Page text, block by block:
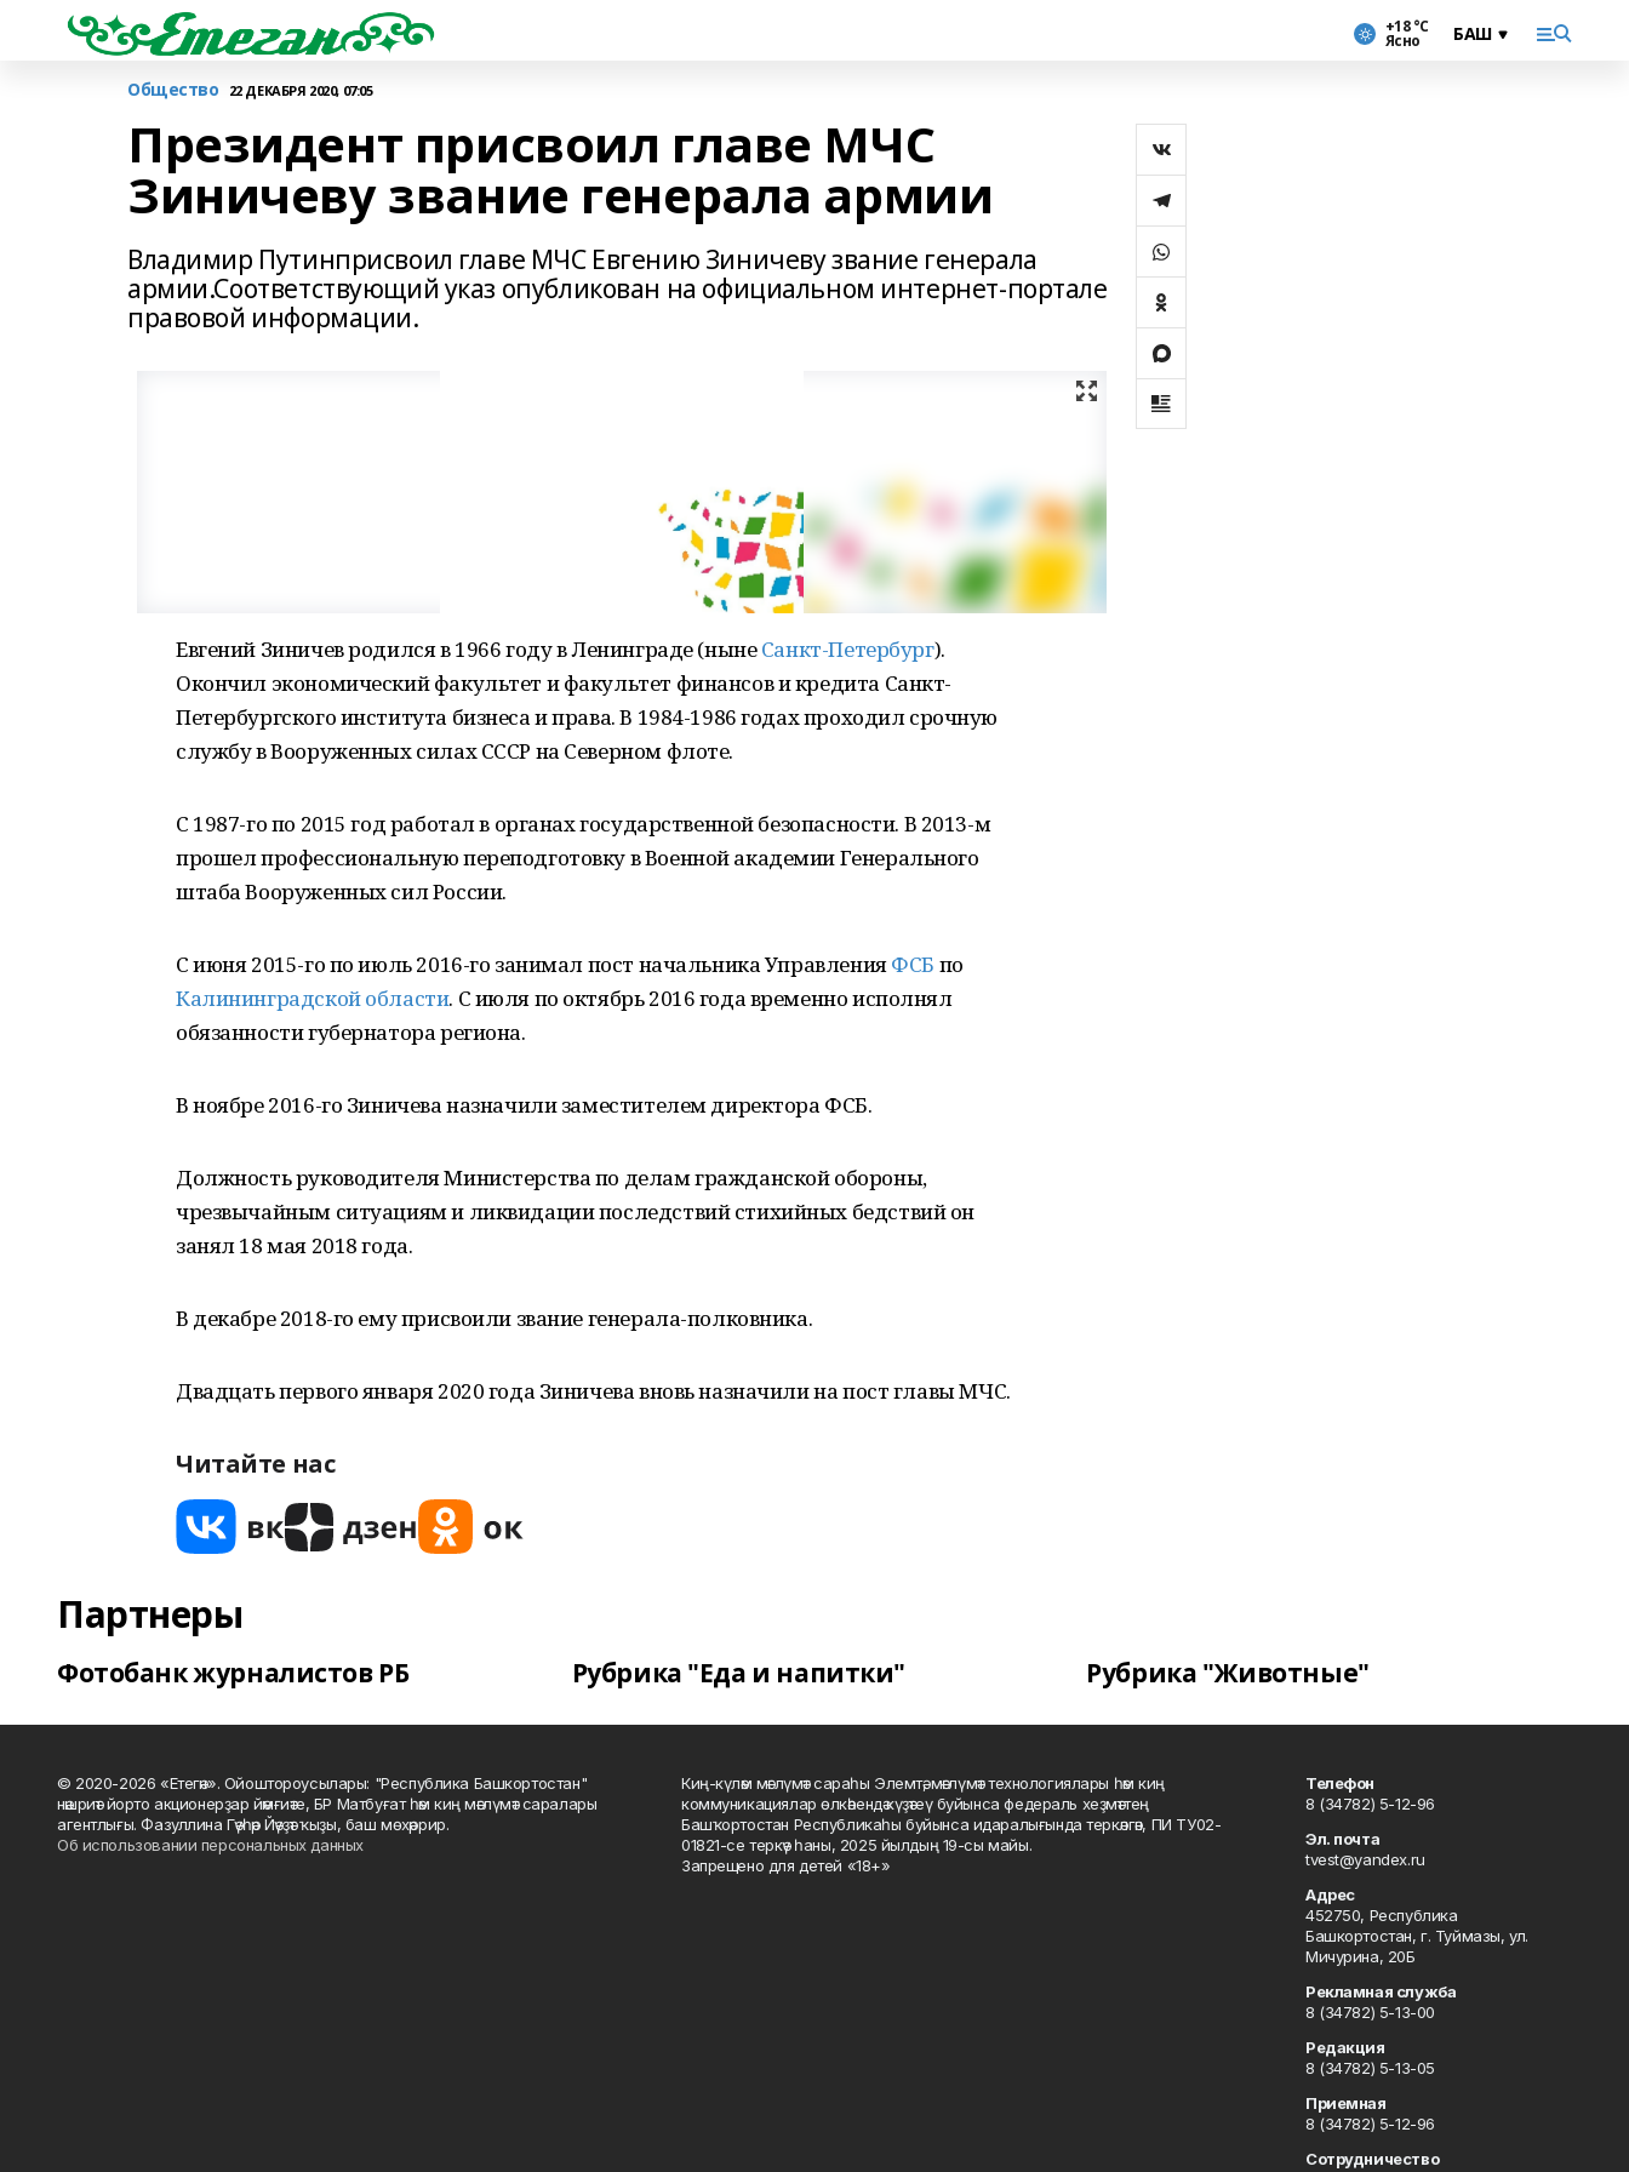
+18 °С
Ясно
Общество 22 ДЕКАБРЯ 2020, 07:05
Президент присвоил главе МЧС
Зиничеву звание генерала армии
Владимир Путинприсвоил главе МЧС Евгению Зиничеву звание генерала
армии.Соответствующий указ опубликован на официальном интернет-портале
правовой информации.
Евгений Зиничев родился в 1966 году в Ленинграде (нынеСанкт-Петербург).
Окончил экономический факультет и факультет финансов и кредита Санкт-
Петербургского института бизнеса и права. В 1984-1986 годах проходил срочную
службу в Вооруженных силах СССР на Северном флоте.
С 1987-го по 2015 год работал в органах государственной безопасности. В 2013-м
прошел профессиональную переподготовку в Военной академии Генерального
штаба Вооруженных сил России.
С июня 2015-го по июль 2016-го занимал пост начальника УправленияФСБ по
Калининградской области. С июля по октябрь 2016 года временно исполнял
обязанности губернатора региона.
В ноябре 2016-го Зиничева назначили заместителем директора ФСБ.
Должность руководителя Министерства по делам гражданской обороны,
чрезвычайным ситуациям и ликвидации последствий стихийных бедствий он
занял 18 мая 2018 года.
В декабре 2018-го ему присвоили звание генерала-полковника.
Двадцать первого января 2020 года Зиничева вновь назначили на пост главы МЧС.
Читайте нас
Партнеры
Фотобанк журналистов РБ Рубрика "Еда и напитки" Рубрика "Животные"
© 2020-2026 «Етегән». Ойоштороусылары: "Республика Башкортостан"
нәшриәт йорто акционерҙар йәмғиәте, БР Матбуғат һәм киң мәғлүмәт саралары
агентлығы. Фазуллина Гәүһәр Йәүҙәт ҡыҙы, баш мөхәррир.
Об использовании персональных данных
Киң-күләм мәғлүмәт сараһы Элемтә, мәғлүмәт технологиялары һәм киң
коммуникациялар өлкәһендә күҙәтеү буйынса федераль хеҙмәттең
Башҡортостан Республикаһы буйынса идаралығында теркәлгән, ПИ ТУ02-
01821-се теркәү һаны, 2025 йылдың 19-сы майы.
Запрещено для детей «18+»
Телефон
8 (34782) 5-12-96
Эл. почта
tvest@yandex.ru
Адрес
452750, Республика
Башкортостан, г. Туймазы, ул.
Мичурина, 20Б
Рекламная служба
8 (34782) 5-13-00
Редакция
8 (34782) 5-13-05
Приемная
8 (34782) 5-12-96
Сотрудничество